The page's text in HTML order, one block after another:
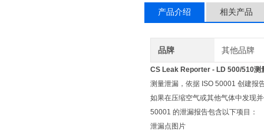
产品介绍 相关产品
品牌 其他品牌
CS Leak Reporter - LD 500/510测
测量泄漏，依据 ISO 50001 创建报
如果在压缩空气或其他气体中发现
50001 的泄漏报告包含以下项目：
泄漏点图片